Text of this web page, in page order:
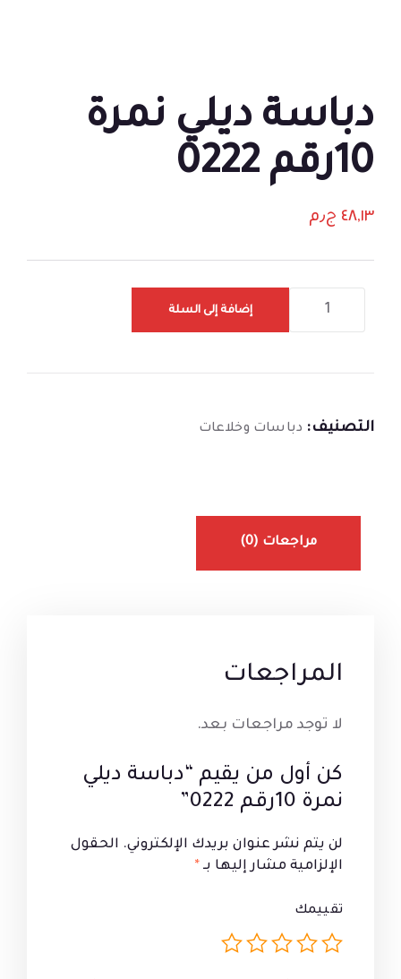
دباسة ديلي نمرة
10رقم 0222
٤٨,١٣ ج٫م
إضافة إلى السلة
التصنيف: دباسات وخلاعات
مراجعات (0)
المراجعات
لا توجد مراجعات بعد.
كن أول من يقيم “دباسة ديلي
نمرة 10رقم 0222”
لن يتم نشر عنوان بريدك الإلكتروني. الحقول
الإلزامية مشار إليها بـ *
تقييمك